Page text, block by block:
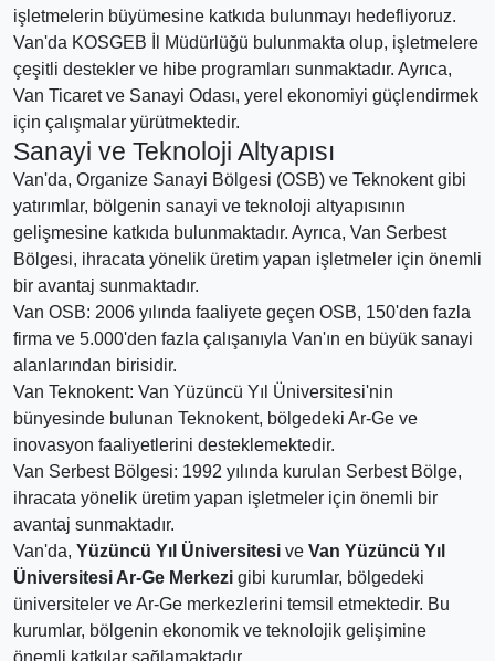
işletmelerin büyümesine katkıda bulunmayı hedefliyoruz.
Van'da KOSGEB İl Müdürlüğü bulunmakta olup, işletmelere
çeşitli destekler ve hibe programları sunmaktadır. Ayrıca,
Van Ticaret ve Sanayi Odası, yerel ekonomiyi güçlendirmek
için çalışmalar yürütmektedir.
Sanayi ve Teknoloji Altyapısı
Van'da, Organize Sanayi Bölgesi (OSB) ve Teknokent gibi
yatırımlar, bölgenin sanayi ve teknoloji altyapısının
gelişmesine katkıda bulunmaktadır. Ayrıca, Van Serbest
Bölgesi, ihracata yönelik üretim yapan işletmeler için önemli
bir avantaj sunmaktadır.
Van OSB: 2006 yılında faaliyete geçen OSB, 150'den fazla
firma ve 5.000'den fazla çalışanıyla Van'ın en büyük sanayi
alanlarından birisidir.
Van Teknokent: Van Yüzüncü Yıl Üniversitesi'nin
bünyesinde bulunan Teknokent, bölgedeki Ar-Ge ve
inovasyon faaliyetlerini desteklemektedir.
Van Serbest Bölgesi: 1992 yılında kurulan Serbest Bölge,
ihracata yönelik üretim yapan işletmeler için önemli bir
avantaj sunmaktadır.
Van'da, Yüzüncü Yıl Üniversitesi ve Van Yüzüncü Yıl
Üniversitesi Ar-Ge Merkezi gibi kurumlar, bölgedeki
üniversiteler ve Ar-Ge merkezlerini temsil etmektedir. Bu
kurumlar, bölgenin ekonomik ve teknolojik gelişimine
önemli katkılar sağlamaktadır.